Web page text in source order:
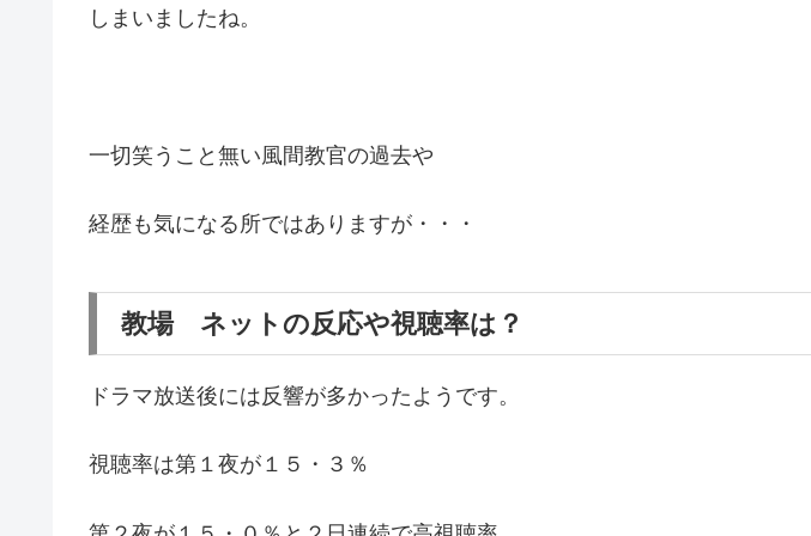
しまいましたね。
一切笑うこと無い風間教官の過去や
経歴も気になる所ではありますが・・・
教場 ネットの反応や視聴率は？
ドラマ放送後には反響が多かったようです。
視聴率は第１夜が１５・３％